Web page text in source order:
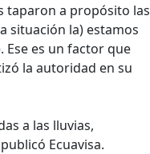
taparon a propósito las
situación la) estamos
Ese es un factor que
la autoridad en su
a las lluvias,
Ecuavisa.